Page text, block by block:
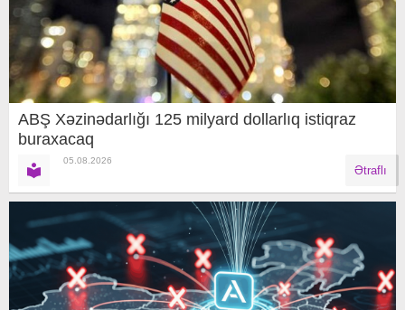
ABŞ Xəzinədarlığı 125 milyard dollarlıq istiqraz
buraxacaq
05.08.2026
Ətraflı